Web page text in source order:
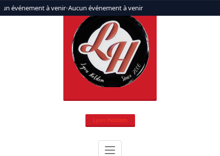
événement à venir•Aucun événement à venir
Aller
au
Lyon Holdem